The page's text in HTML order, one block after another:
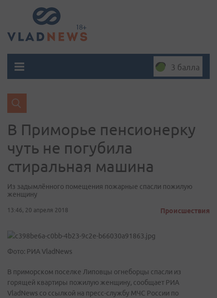
3 балла
В Приморье пенсионерку
чуть не погубила
стиральная машина
Из задымлённого помещения пожарные спасли пожилую
женщину
13:46, 20 апреля 2018 Происшествия
Фото: РИА VladNews
В приморском поселке Липовцы огнеборцы спасли из
горящей квартиры пожилую женщину, сообщает РИА
VladNews со ссылкой на пресс-службу МЧС России по